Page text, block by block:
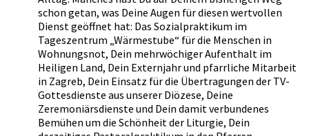
schon getan, was Deine Augen für diesen wertvollen
Dienst geöffnet hat: Das Sozialpraktikum im
Tageszentrum „Wärmestube“ für die Menschen in
Wohnungsnot, Dein mehrwöchiger Aufenthalt im
Heiligen Land, Dein Externjahr und pfarrliche Mitarbeit
in Zagreb, Dein Einsatz für die Übertragungen der TV-
Gottesdienste aus unserer Diözese, Deine
Zeremoniärsdienste und Dein damit verbundenes
Bemühen um die Schönheit der Liturgie, Dein